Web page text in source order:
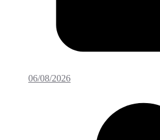
06/08/2026